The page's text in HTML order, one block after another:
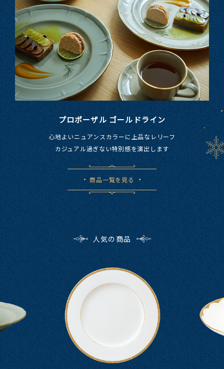
プロポーザル ゴールドライン
心地よい​ニュアンスカラーに​上品な​レリーフ
カジュアル過ぎない​特別感を​演出します
商品一覧を見る
人気の商品